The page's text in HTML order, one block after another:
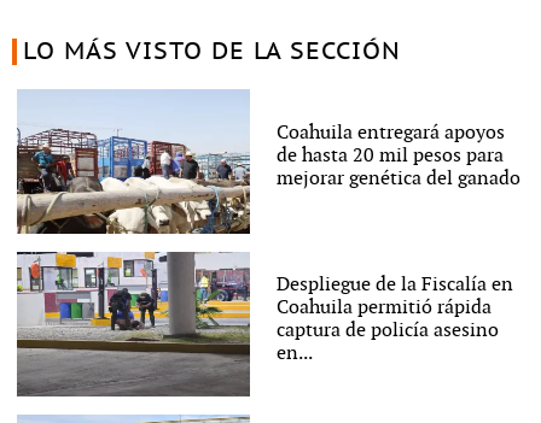
LO MÁS VISTO DE LA SECCIÓN
Coahuila entregará apoyos
de hasta 20 mil pesos para
mejorar genética del ganado
Despliegue de la Fiscalía en
Coahuila permitió rápida
captura de policía asesino
en...